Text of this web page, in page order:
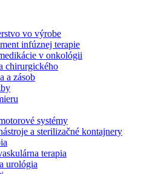
produktový katalóg B.
produktovým portfóliom.​
Kontaktujte nás.
vo výrobe
infúznej terapie
v onkológii
chirurgického
a zásob
systémy
a sterilizačné kontajnery
terapia
urológia